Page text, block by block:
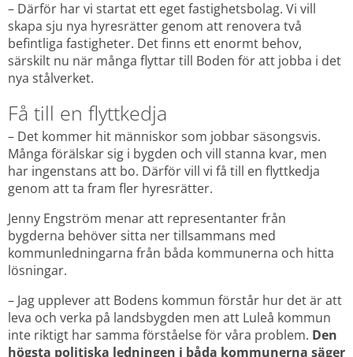
– Därför har vi startat ett eget fastighetsbolag. Vi vill
skapa sju nya hyresrätter genom att renovera två
befintliga fastigheter. Det finns ett enormt behov,
särskilt nu när många flyttar till Boden för att jobba i det
nya stålverket.
Få till en flyttkedja
– Det kommer hit människor som jobbar säsongsvis.
Många förälskar sig i bygden och vill stanna kvar, men
har ingenstans att bo. Därför vill vi få till en flyttkedja
genom att ta fram fler hyresrätter.
Jenny Engström menar att representanter från
bygderna behöver sitta ner tillsammans med
kommunledningarna från båda kommunerna och hitta
lösningar.
– Jag upplever att Bodens kommun förstår hur det är att
leva och verka på landsbygden men att Luleå kommun
inte riktigt har samma förståelse för våra problem. Den
högsta politiska ledningen i båda kommunerna säger